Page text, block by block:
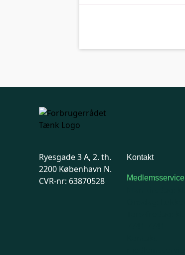
Ryesgade 3 A, 2. th.
2200 København N.
CVR-nr: 63870528
Kontakt
Medlemsservice